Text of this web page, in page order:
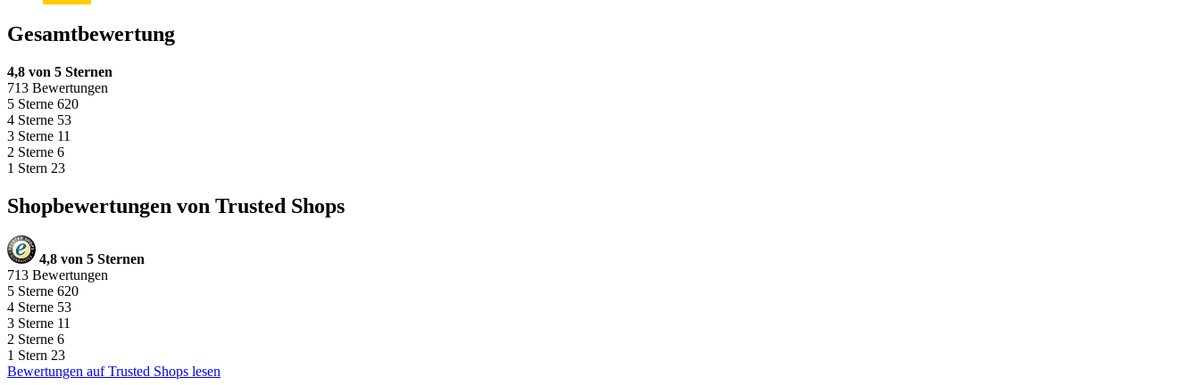
Gesamtbewertung
4,8 von 5 Sternen
713 Bewertungen
5 Sterne 620
4 Sterne 53
3 Sterne 11
2 Sterne 6
1 Stern 23
Shopbewertungen von Trusted Shops
4,8 von 5 Sternen
713 Bewertungen
5 Sterne 620
4 Sterne 53
3 Sterne 11
2 Sterne 6
1 Stern 23
Bewertungen auf Trusted Shops lesen